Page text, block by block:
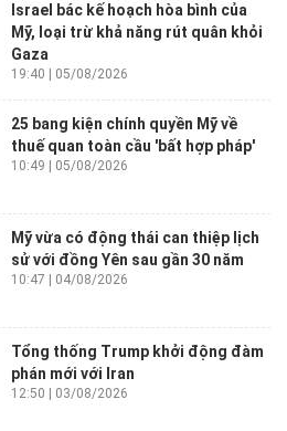
Israel bác kế hoạch hòa bình của
Mỹ, loại trừ khả năng rút quân khỏi
Gaza
19:40 | 05/08/2026
25 bang kiện chính quyền Mỹ về
thuế quan toàn cầu 'bất hợp pháp'
10:49 | 05/08/2026
Mỹ vừa có động thái can thiệp lịch
sử với đồng Yên sau gần 30 năm
10:47 | 04/08/2026
Tổng thống Trump khởi động đàm
phán mới với Iran
12:50 | 03/08/2026